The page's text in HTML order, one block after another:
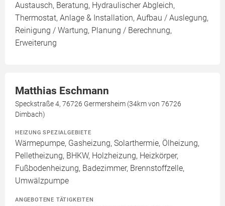
Austausch, Beratung, Hydraulischer Abgleich,
Thermostat, Anlage & Installation, Aufbau / Auslegung,
Reinigung / Wartung, Planung / Berechnung,
Erweiterung
Matthias Eschmann
Speckstraße 4, 76726 Germersheim (34km von 76726
Dimbach)
HEIZUNG SPEZIALGEBIETE
Wärmepumpe, Gasheizung, Solarthermie, Ölheizung,
Pelletheizung, BHKW, Holzheizung, Heizkörper,
Fußbodenheizung, Badezimmer, Brennstoffzelle,
Umwälzpumpe
ANGEBOTENE TÄTIGKEITEN